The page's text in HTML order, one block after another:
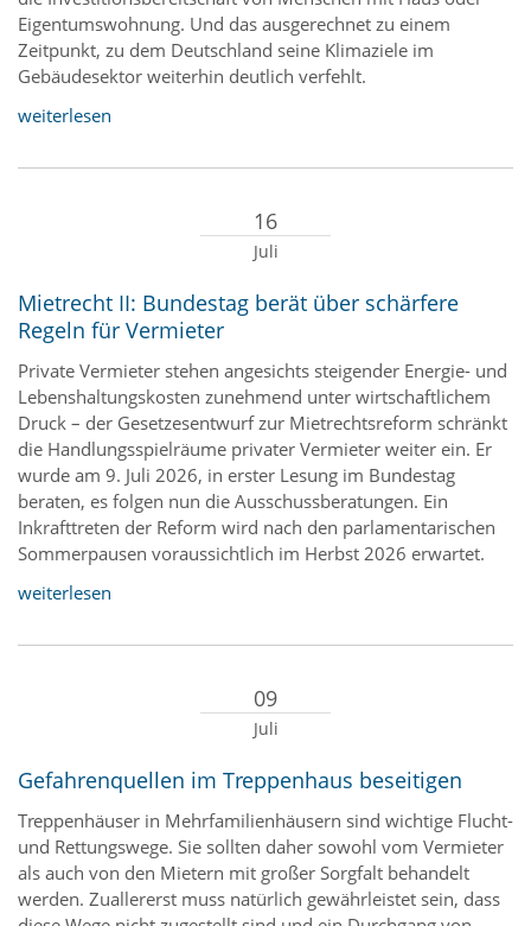
Eigentumswohnung. Und das ausgerechnet zu einem
Zeitpunkt, zu dem Deutschland seine Klimaziele im
Gebäudesektor weiterhin deutlich verfehlt. ‌
weiterlesen
16
Juli
Mietrecht II: Bundestag berät über schärfere
Regeln für Vermieter
Private Vermieter stehen angesichts steigender Energie- und
Lebenshaltungskosten zunehmend unter wirtschaftlichem
Druck – der Gesetzesentwurf zur Mietrechtsreform schränkt
die Handlungsspielräume privater Vermieter weiter ein. Er
wurde am 9. Juli 2026, in erster Lesung im Bundestag
beraten, es folgen nun die Ausschussberatungen. Ein
Inkrafttreten der Reform wird nach den parlamentarischen
Sommerpausen voraussichtlich im Herbst 2026 erwartet.
weiterlesen
09
Juli
Gefahrenquellen im Treppenhaus beseitigen
Treppenhäuser in Mehrfamilienhäusern sind wichtige Flucht-
und Rettungswege. Sie sollten daher sowohl vom Vermieter
als auch von den Mietern mit großer Sorgfalt behandelt
werden. Zuallererst muss natürlich gewährleistet sein, dass